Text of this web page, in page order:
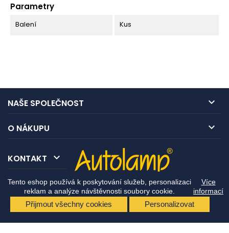
Tento eshop používá k poskytování služeb, personalizaci
reklam a analýze návštěvnosti soubory cookie.
Více
informací
Přijmout všechny cookies Personalizovat
Parametry
Balení Kus
NAŠE SPOLEČNOST 
O NÁKUPU 
KONTAKT 